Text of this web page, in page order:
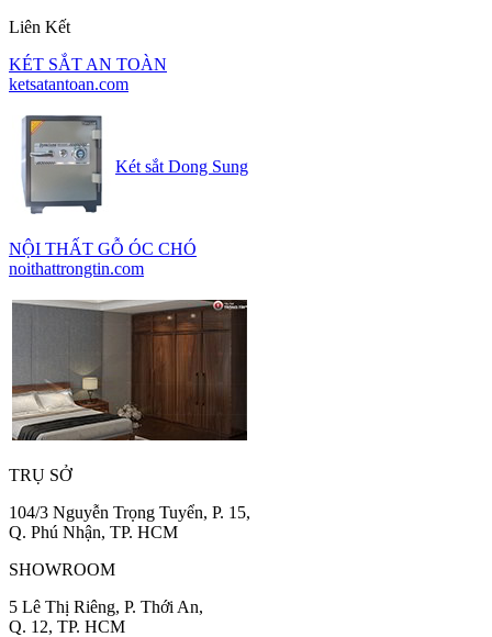
Liên Kết
KÉT SẮT AN TOÀN
ketsatantoan.com
Két sắt Dong Sung
NỘI THẤT GỖ ÓC CHÓ
noithattrongtin.com
TRỤ SỞ
104/3 Nguyễn Trọng Tuyển, P. 15,
Q. Phú Nhận, TP. HCM
SHOWROOM
5 Lê Thị Riêng, P. Thới An,
Q. 12, TP. HCM